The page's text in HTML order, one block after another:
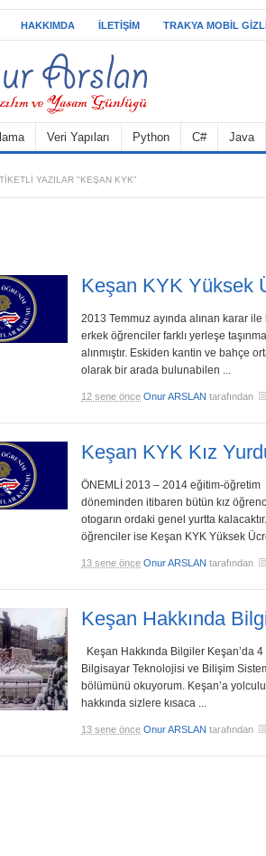
HAKKIMDA İLETIŞIM TRAKYA MOBIL
Veri Yapıları Python C# Java
YAZILAR "KEŞAN KYK"
Keşan KYK Yüksek
2013 Temmuz ayında alınan karar ile
erkek öğrenciler farklı yerleşe
alınmıştır. Eskiden kantin ve bahçe
olarak bir arada bulunabilen ...
12 sene önce Onur ARSLAN tarafından
Keşan KYK Kız
ÖNEMLİ 2013 – 2014 eğitim-öğretim
döneminden itibaren bütün kız
otogarın ordaki genel yurtta
öğrenciler ise Keşan KYK Yüksek
13 sene önce Onur ARSLAN tarafından
Keşan Hakkında
Keşan Hakkında Bilgiler Keşan’da 4
Bilgisayar Teknolojisi ve Bilişim
bölümünü okuyorum. Keşan’a
hakkında sizlere kısaca ...
13 sene önce Onur ARSLAN tarafından